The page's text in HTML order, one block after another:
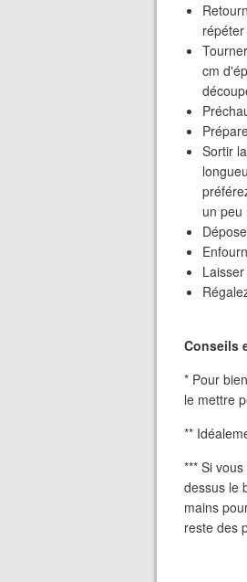
cm
Sortir
un peu
Conseils
* Pour
le mettre
**
*** Si
dessus le
mains
reste des